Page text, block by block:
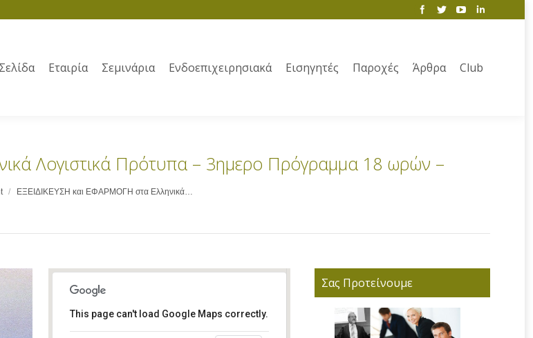
Εταιρία Σεμινάρια Ενδοεπιχειρησιακά Εισηγητές Παροχές Άρθρα Club
Λογιστικά Πρότυπα – 3ημερο Πρόγραμμα 18 ωρών –
ΕΞΕΙΔΙΚΕΥΣΗ και ΕΦΑΡΜΟΓΗ στα Ελληνικά…
This page can't load Google Maps correctly.
Σας Προτείνουμε